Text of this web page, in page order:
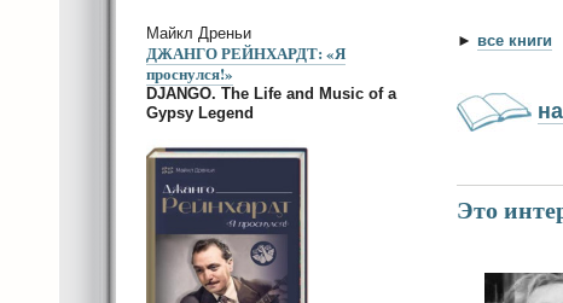
► все книги
Это
Майкл Дреньи
ДЖАНГО РЕЙНХАРДТ: «Я
проснулся!»
DJANGO. The Life and Music of a
Gypsy Legend